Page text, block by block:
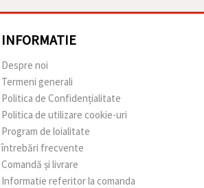
INFORMATIE
Despre noi
Termeni generali
Politica de Confidențialitate
Politica de utilizare cookie-uri
Program de loialitate
întrebări frecvente
Comandă și livrare
Informatie referitor la comanda